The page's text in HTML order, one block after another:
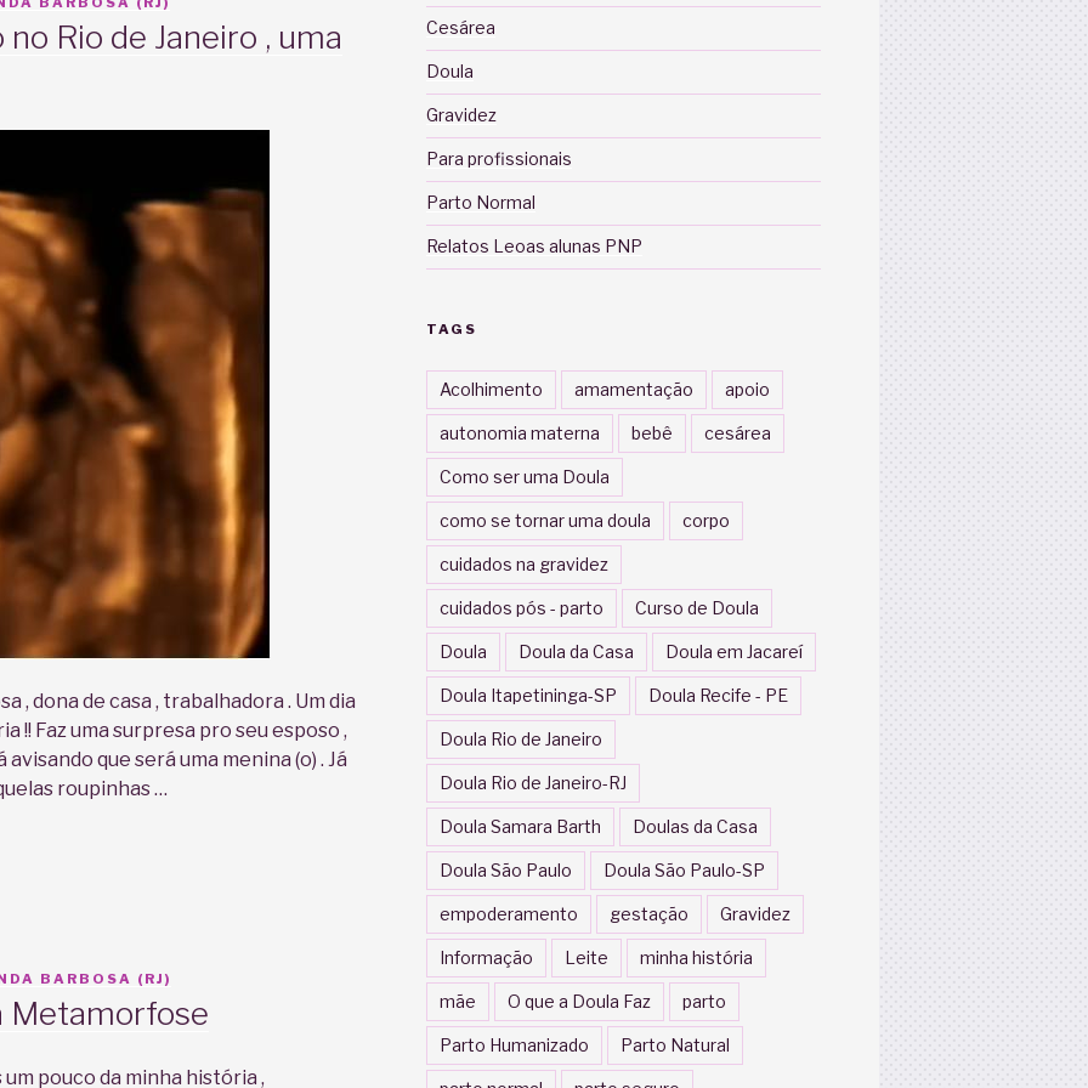
Rio de Janeiro , uma
, dona de casa , trabalhadora . Um dia
!! Faz uma surpresa pro seu esposo ,
que será uma menina (o) . Já
roupinhas …
BARBOSA (RJ)
Metamorfose
pouco da minha história ,
Cesárea
Doula
Gravidez
Para profissionais
Parto Normal
Relatos Leoas alunas PNP
TAGS
Acolhimento amamentação apoio
autonomia materna bebê cesárea
Como ser uma Doula
como se tornar uma doula corpo
cuidados na gravidez
cuidados pós - parto Curso de Doula
Doula Doula da Casa Doula em Jacareí
Doula Itapetininga-SP Doula Recife - PE
Doula Rio de Janeiro
Doula Rio de Janeiro-RJ
Doula Samara Barth Doulas da Casa
Doula São Paulo Doula São Paulo-SP
empoderamento gestação Gravidez
Informação Leite minha história
mãe O que a Doula Faz parto
Parto Humanizado Parto Natural